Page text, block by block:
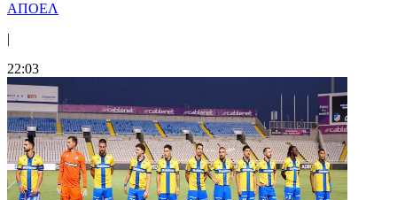
ΑΠΟΕΛ
|
22:03